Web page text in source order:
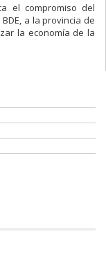
el compromiso del
a la provincia de
la economía de la